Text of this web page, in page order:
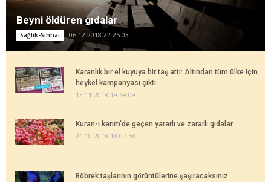
Beyni öldüren gıdalar
Sağlık-Sıhhat 06.12.2018 22:25:03
Karanlık bir el kuyuya bir taş attı: Altından tüm ülke için
heykel kampanyası çıktı
13.11.2018 19:59:09
Kuran-ı kerim'de geçen yararlı ve zararlı gıdalar
24.10.2018 18:07:58
Böbrek taşlarının görüntülerine şaşıracaksınız